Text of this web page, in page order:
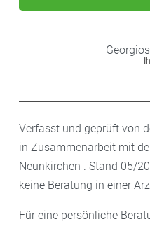
Georgios
Verfasst und geprüft von
in Zusammenarbeit mit
Neunkirchen . Stand 05/
keine Beratung in einer
Für eine persönliche